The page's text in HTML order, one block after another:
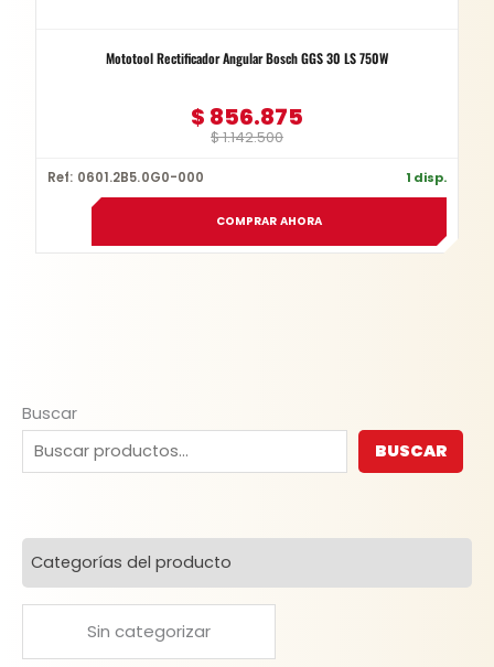
Buscar
BUSCAR
Categorías del producto
Sin categorizar
Mototool Rectificador Angular Bosch GGS 30 LS 750W
$1.142.500
$ 856.875
Ref: 0601.2B5.0G0-000 1 disp.
COMPRAR AHORA